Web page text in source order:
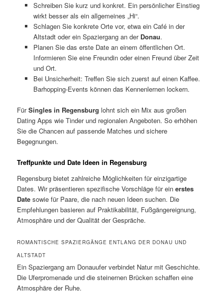
Schreiben Sie kurz und konkret. Ein persönlicher Einstieg
wirkt besser als ein allgemeines „Hi“.
Schlagen Sie konkrete Orte vor, etwa ein Café in der
Altstadt oder ein Spaziergang an der Donau.
Planen Sie das erste Date an einem öffentlichen Ort.
Informieren Sie eine Freundin oder einen Freund über Zeit
und Ort.
Bei Unsicherheit: Treffen Sie sich zuerst auf einen Kaffee.
Barhopping-Events können das Kennenlernen lockern.
FürSingles in Regensburg lohnt sich ein Mix aus großen
Dating Apps wie Tinder und regionalen Angeboten. So erhöhen
Sie die Chancen auf passende Matches und sichere
Begegnungen.
Treffpunkte und Date Ideen in Regensburg
Regensburg bietet zahlreiche Möglichkeiten für einzigartige
Dates. Wir präsentieren spezifische Vorschläge für einerstes
Date sowie für Paare, die nach neuen Ideen suchen. Die
Empfehlungen basieren auf Praktikabilität, Fußgängereignung,
Atmosphäre und der Qualität der Gespräche.
ROMANTISCHE SPAZIERGÄNGE ENTLANG DER DONAU UND
ALTSTADT
Ein Spaziergang am Donauufer verbindet Natur mit Geschichte.
Die Uferpromenade und die steinernen Brücken schaffen eine
Atmosphäre der Ruhe.